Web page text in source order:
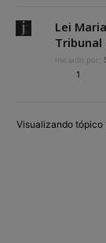
Lei
Tribunal
Iniciado por:
1
Visualizando tópico